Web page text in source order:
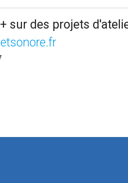
sur des projets